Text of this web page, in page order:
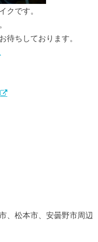
クです。
待ちしております。
、松本市、安曇野市周辺